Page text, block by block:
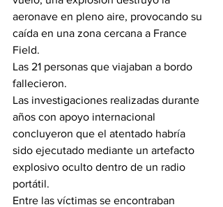
aeronave en pleno aire, provocando su
caída en una zona cercana a France
Field.
Las 21 personas que viajaban a bordo
fallecieron.
Las investigaciones realizadas durante
años con apoyo internacional
concluyeron que el atentado habría
sido ejecutado mediante un artefacto
explosivo oculto dentro de un radio
portátil.
Entre las víctimas se encontraban